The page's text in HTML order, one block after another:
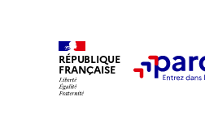
RÉPUBLIQUE
FRANÇAISE